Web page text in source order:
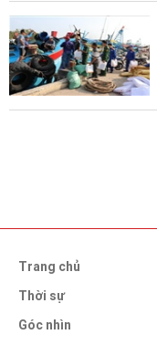
Trang chủ
Thời sự
Góc nhìn